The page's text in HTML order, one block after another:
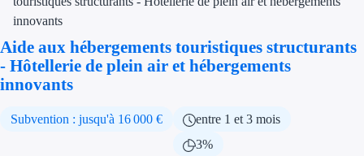
Transition
innovants
Aide aux hébergements touristiques structurants
- Hôtellerie de plein air et hébergements
innovants
Subvention : jusqu'à 16 000 €
entre 1 et 3 mois
3%